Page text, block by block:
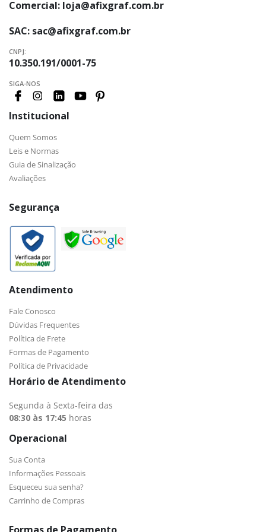
Comercial: loja@afixgraf.com.br
SAC: sac@afixgraf.com.br
CNPJ:
10.350.191/0001-75
SIGA-NOS
Institucional
Quem Somos
Leis e Normas
Guia de Sinalização
Avaliações
Segurança
Atendimento
Fale Conosco
Dúvidas Frequentes
Política de Frete
Formas de Pagamento
Política de Privacidade
Horário de Atendimento
Segunda à Sexta-feira das
08:30 às 17:45 horas
Operacional
Sua Conta
Informações Pessoais
Esqueceu sua senha?
Carrinho de Compras